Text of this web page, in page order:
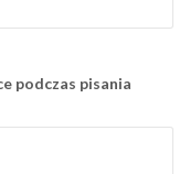
podczas pisania